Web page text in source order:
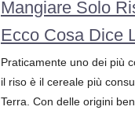
Mangiare Solo
Ecco Cosa Dice
Praticamente uno dei più
il riso è il cereale più
Terra. Con delle origini